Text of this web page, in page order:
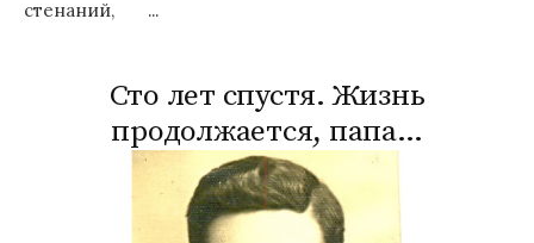
стенаний, ...
Сто лет спустя. Жизнь
продолжается, папа…